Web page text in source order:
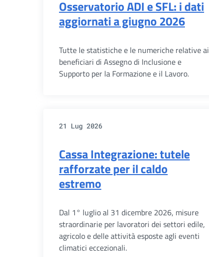
Osservatorio ADI e SFL: i dati
aggiornati a giugno 2026
Tutte le statistiche e le numeriche relative ai
beneficiari di Assegno di Inclusione e
Supporto per la Formazione e il Lavoro.
21 Lug 2026
Cassa Integrazione: tutele
rafforzate per il caldo
estremo
Dal 1° luglio al 31 dicembre 2026, misure
straordinarie per lavoratori dei settori edile,
agricolo e delle attività esposte agli eventi
climatici eccezionali.